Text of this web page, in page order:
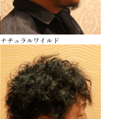
ナチュラルワイルド